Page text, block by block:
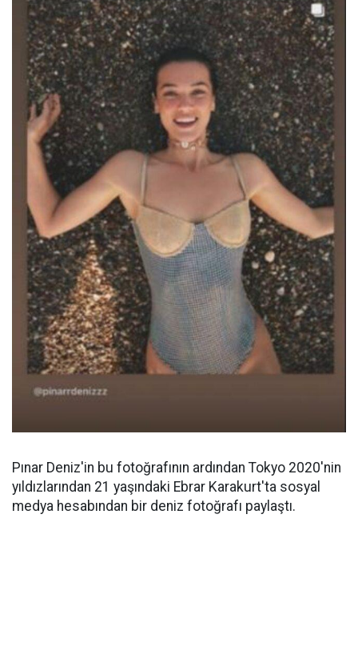
Pınar Deniz'in bu fotoğrafının ardından Tokyo 2020'nin
yıldızlarından 21 yaşındaki Ebrar Karakurt'ta sosyal
medya hesabından bir deniz fotoğrafı paylaştı.